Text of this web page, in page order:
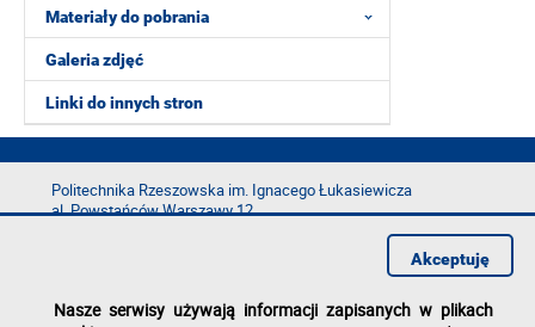
Materiały do pobrania
Galeria zdjęć
Linki do innych stron
Politechnika Rzeszowska im. Ignacego Łukasiewicza
al. Powstańców Warszawy 12
e-mail:kancelaria@prz.edu.pl
Nasze serwisy używają informacji zapisanych w plikach
Akceptuję